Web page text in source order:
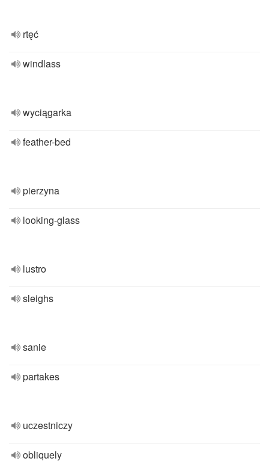
rtęć
windlass
wyciągarka
feather-bed
pierzyna
looking-glass
lustro
sleighs
sanie
partakes
uczestniczy
obliquely